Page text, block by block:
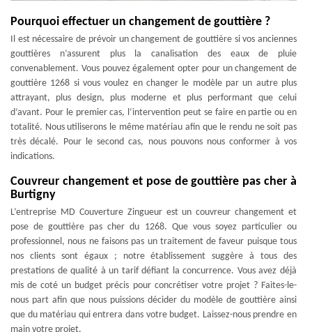
Pourquoi effectuer un changement de gouttière ?
Il est nécessaire de prévoir un changement de gouttière si vos anciennes
gouttières n’assurent plus la canalisation des eaux de pluie
convenablement. Vous pouvez également opter pour un changement de
gouttière 1268 si vous voulez en changer le modèle par un autre plus
attrayant, plus design, plus moderne et plus performant que celui
d’avant. Pour le premier cas, l’intervention peut se faire en partie ou en
totalité. Nous utiliserons le même matériau afin que le rendu ne soit pas
très décalé. Pour le second cas, nous pouvons nous conformer à vos
indications.
Couvreur changement et pose de gouttière pas cher à
Burtigny
L’entreprise MD Couverture Zingueur est un couvreur changement et
pose de gouttière pas cher du 1268. Que vous soyez particulier ou
professionnel, nous ne faisons pas un traitement de faveur puisque tous
nos clients sont égaux ; notre établissement suggère à tous des
prestations de qualité à un tarif défiant la concurrence. Vous avez déjà
mis de coté un budget précis pour concrétiser votre projet ? Faites-le-
nous part afin que nous puissions décider du modèle de gouttière ainsi
que du matériau qui entrera dans votre budget. Laissez-nous prendre en
main votre projet.